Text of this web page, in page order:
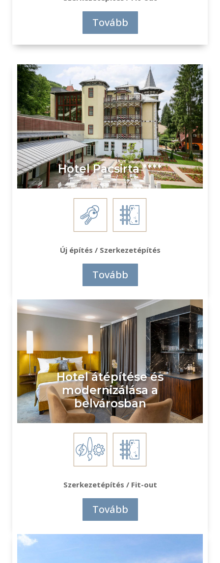
Tovább
Hotel Pacsirta ****
Új építés / Szerkezetépítés
Tovább
Hotel átépítése és
modernizálása a
belvárosban
Szerkezetépítés / Fit-out
Tovább